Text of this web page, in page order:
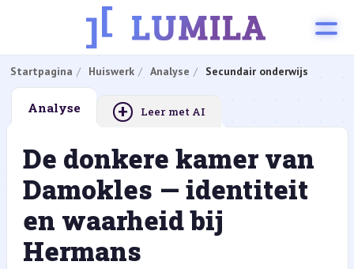
Startpagina Huiswerk Analyse Secundair onderwijs
Analyse + Leer met AI
De donkere kamer van
Damokles — identiteit
en waarheid bij
Hermans